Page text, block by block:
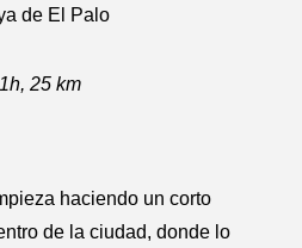
de El Palo
25 km
haciendo un corto
de la ciudad, donde lo